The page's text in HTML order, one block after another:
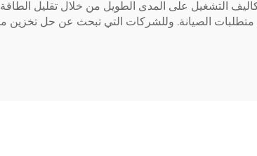
التشغيل على المدى الطويل من خلال تقليل الطاقة
متطلبات الصيانة. وللشركات التي تبحث عن حل